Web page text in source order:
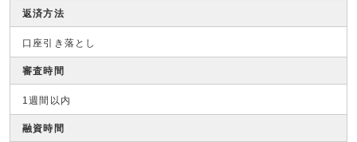
返済方法
口座引き落とし
審査時間
1週間以内
融資時間